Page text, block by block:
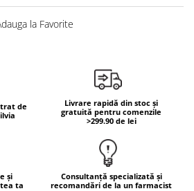
la Favorite
de
Livrare rapidă din stoc și
gratuită pentru comenzile
>299.90 de lei
și
ta
Consultanță specializată și
recomandări de la un farmacist